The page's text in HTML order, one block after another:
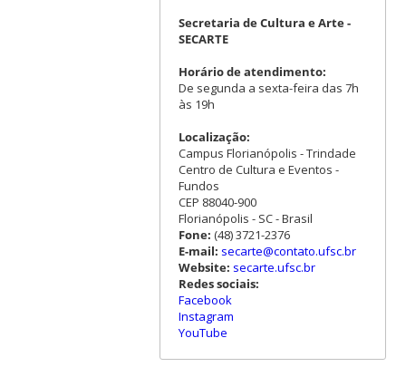
Secretaria de Cultura e Arte -
SECARTE
Horário de atendimento:
De segunda a sexta-feira das 7h
às 19h
Localização:
Campus Florianópolis - Trindade
Centro de Cultura e Eventos -
Fundos
CEP 88040-900
Florianópolis - SC - Brasil
Fone: (48) 3721-2376
E-mail: secarte@contato.ufsc.br
Website: secarte.ufsc.br
Redes sociais:
Facebook
Instagram
YouTube